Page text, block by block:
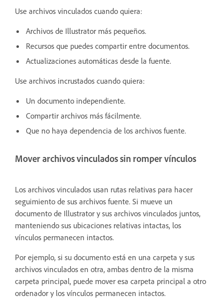
Use archivos vinculados cuando quiera:
Archivos de Illustrator más pequeños.
Recursos que puedes compartir entre documentos.
Actualizaciones automáticas desde la fuente.
Use archivos incrustados cuando quiera:
Un documento independiente.
Compartir archivos más fácilmente.
Que no haya dependencia de los archivos fuente.
Mover archivos vinculados sin romper vínculos
Los archivos vinculados usan rutas relativas para hacer
seguimiento de sus archivos fuente. Si mueve un
documento de Illustrator y sus archivos vinculados juntos,
manteniendo sus ubicaciones relativas intactas, los
vínculos permanecen intactos.
Por ejemplo, si su documento está en una carpeta y sus
archivos vinculados en otra, ambas dentro de la misma
carpeta principal, puede mover esa carpeta principal a otro
ordenador y los vínculos permanecen intactos.